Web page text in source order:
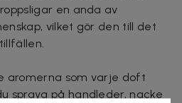
en anda av
vilket gör den till det
aromerna som varje doft
spraya på handleder, nacke